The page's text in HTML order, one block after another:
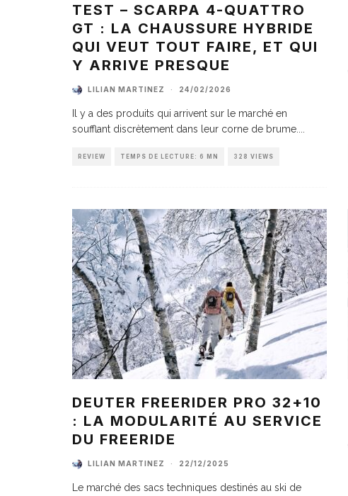
TEST – SCARPA 4-QUATTRO
GT : LA CHAUSSURE HYBRIDE
QUI VEUT TOUT FAIRE, ET QUI
Y ARRIVE PRESQUE
LILIAN MARTINEZ · 24/02/2026
Il y a des produits qui arrivent sur le marché en
soufflant discrètement dans leur corne de brume.
REVIEW TEMPS DE LECTURE: 6 MN 328 VIEWS
DEUTER FREERIDER PRO 32+10
: LA MODULARITÉ AU SERVICE
DU FREERIDE
LILIAN MARTINEZ · 22/12/2025
Le marché des sacs techniques destinés au ski de